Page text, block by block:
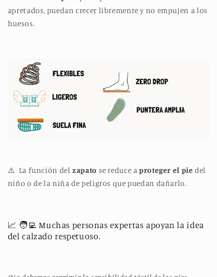
apretados, puedan crecer libremente y no empujen a los
huesos.
⚠️ La función delzapato se reduce aproteger el pie del
niño o de la niña de peligros que puedan dañarlo.
📈 🧑‍💻 Muchas personas expertas apoyan la idea
del calzado respetuoso.